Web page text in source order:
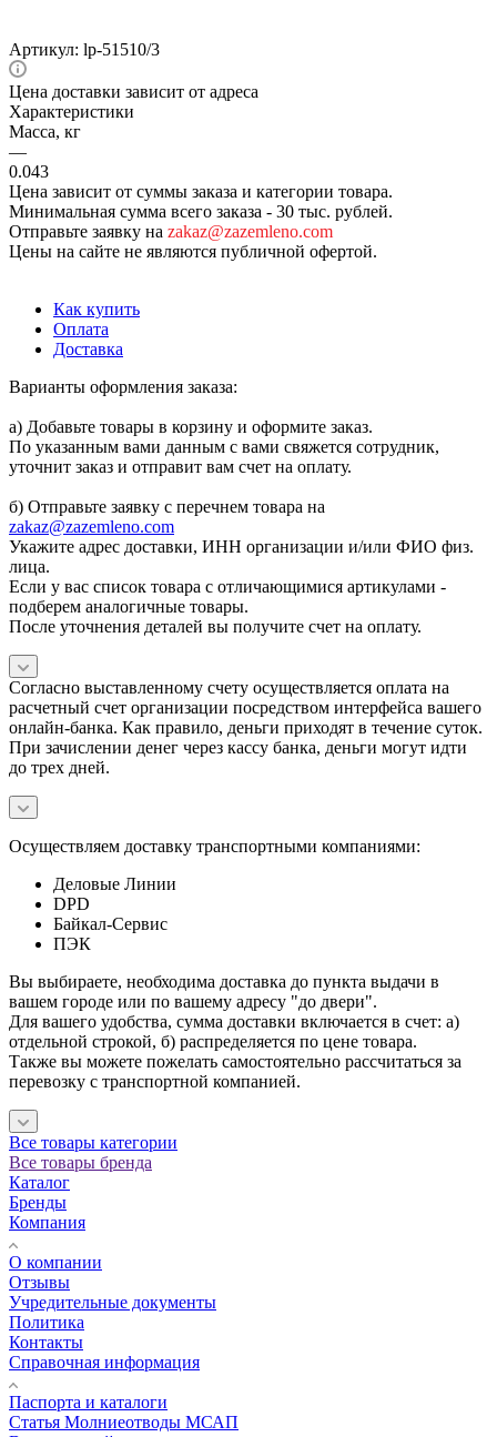
Артикул: lp-51510/3
Цена доставки зависит от адреса
Характеристики
Масса, кг
—
0.043
Цена зависит от суммы заказа и категории товара.
Минимальная сумма всего заказа - 30 тыс. рублей.
Отправьте заявку на zakaz@zazemleno.com
Цены на сайте не являются публичной офертой.
Как купить
Оплата
Доставка
Варианты оформления заказа:
а) Добавьте товары в корзину и оформите заказ.
По указанным вами данным с вами свяжется сотрудник,
уточнит заказ и отправит вам счет на оплату.
б) Отправьте заявку с перечнем товара на
zakaz@zazemleno.com
Укажите адрес доставки, ИНН организации и/или ФИО физ.
лица.
Если у вас список товара с отличающимися артикулами -
подберем аналогичные товары.
После уточнения деталей вы получите счет на оплату.
Согласно выставленному счету осуществляется оплата на
расчетный счет организации посредством интерфейса вашего
онлайн-банка. Как правило, деньги приходят в течение суток.
При зачислении денег через кассу банка, деньги могут идти
до трех дней.
Осуществляем доставку транспортными компаниями:
Деловые Линии
DPD
Байкал-Сервис
ПЭК
Вы выбираете, необходима доставка до пункта выдачи в
вашем городе или по вашему адресу "до двери".
Для вашего удобства, сумма доставки включается в счет: а)
отдельной строкой, б) распределяется по цене товара.
Также вы можете пожелать самостоятельно рассчитаться за
перевозку с транспортной компанией.
Все товары категории
Все товары бренда
Каталог
Бренды
Компания
О компании
Отзывы
Учредительные документы
Политика
Контакты
Справочная информация
Паспорта и каталоги
Статья Молниеотводы МСАП